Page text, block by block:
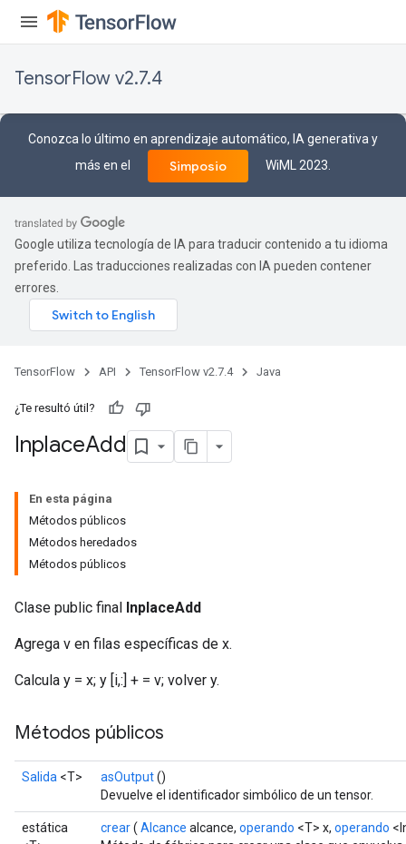
TensorFlow v2.7.4
Conozca lo último en aprendizaje automático, IA generativa y
más en el
Simposio WiML 2023.
Google utiliza tecnología de IA para traducir contenido a tu idioma
preferido. Las traducciones realizadas con IA pueden contener
errores.
TensorFlow API TensorFlow v2.7.4 Java
¿Te resultó útil?
InplaceAdd
En esta página
Métodos públicos
Métodos heredados
Métodos públicos
Clase public final InplaceAdd
Agrega v en filas específicas de x.
Calcula y = x; y [i,:] + = v; volver y.
Métodos públicos
Salida <T> asOutput()
Devuelve el identificador simbólico de un tensor.
estática
crear( Alcance alcance, operando <T> x, operando